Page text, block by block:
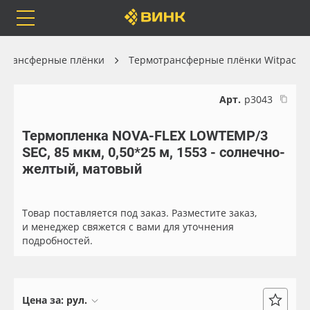
Каталог
Orafol
Бренды
Доставка
Весь каталог
Рулонные материалы
Самоклеящиеся плёнки
Листовые материалы
плёнки Термотрансферные плёнки Witpac
Арт. р3043
Термопленка NOVA-FLEX LOWTEMP/3
SEC, 85 мкм, 0,50*25 м, 1553 - солнечно-
желтый, матовый
Товар поставляется под заказ. Разместите заказ,
и менеджер свяжется с вами для уточнения
подробностей.
Цена за: рул.